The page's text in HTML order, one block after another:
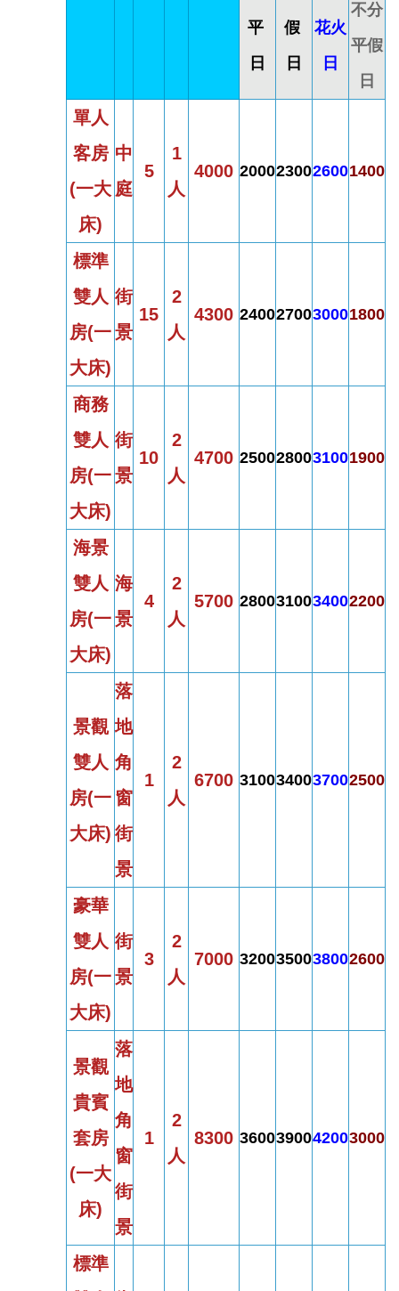
平
日
假
日
花火
日
不分
平假
日
單人
客房
(一大
床)
中
庭
5
1
人
4000 2000230026001400
標準
雙人
房(一
大床)
街
景
15
2
人
4300 2400270030001800
商務
雙人
房(一
大床)
街
景
10
2
人
4700 2500280031001900
海景
雙人
房(一
大床)
海
景
4
2
人
5700 2800310034002200
景觀
雙人
房(一
大床)
落
地
角
窗
街
景
1
2
人
6700 3100340037002500
豪華
雙人
房(一
大床)
街
景
3
2
人
7000 3200350038002600
景觀
貴賓
套房
(一大
床)
落
地
角
窗
街
景
1
2
人
8300 3600390042003000
標準